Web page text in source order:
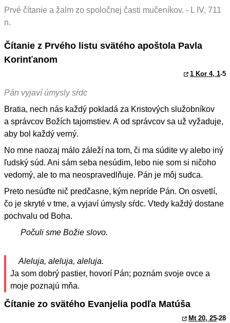
Prvé čítanie a žalm zo spoločnej časti mučeníkov. - L IV, 711
n.
Čítanie z Prvého listu svätého apoštola Pavla
Korinťanom
1 Kor 4, 1-5
Pán vyjaví úmysly sŕdc
Bratia, nech nás každý pokladá za Kristových služobníkov
a správcov Božích tajomstiev. A od správcov sa už vyžaduje,
aby bol každý verný.
No mne naozaj málo záleží na tom, či ma súdite vy alebo iný
ľudský súd. Ani sám seba nesúdim, lebo nie som si ničoho
vedomý, ale to ma neospravedlňuje. Pán je môj sudca.
Preto nesúďte nič predčasne, kým nepríde Pán. On osvetlí,
čo je skryté v tme, a vyjaví úmysly sŕdc. Vtedy každý dostane
pochvalu od Boha.
Počuli sme Božie slovo.
Aleluja, aleluja, aleluja.
Ja som dobrý pastier, hovorí Pán; poznám svoje ovce a
moje poznajú mňa.
Čítanie zo svätého Evanjelia podľa Matúša
Mt 20, 25-28